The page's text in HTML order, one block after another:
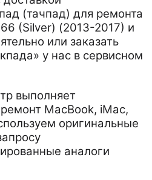
(тачпад) для ремонта
(Silver) (2013-2017) и
или заказать
у нас в сервисном
выполняет
MacBook, iMac,
оригинальные
аналоги